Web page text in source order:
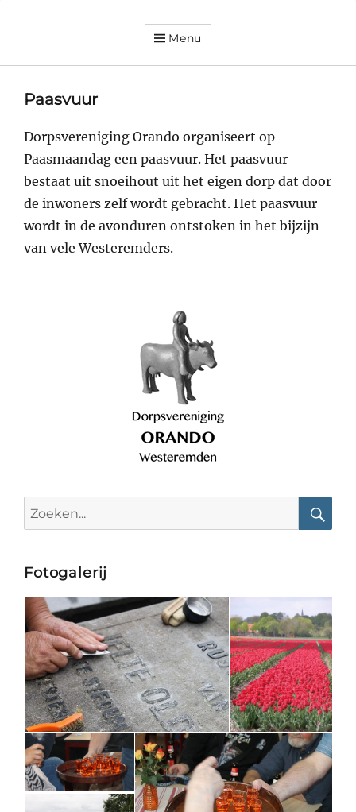
DorpsverenigingMenu
Paasvuur
Dorpsvereniging Orando organiseert op
Paasmaandag een paasvuur. Het paasvuur
bestaat uit snoeihout uit het eigen dorp dat door
de inwoners zelf wordt gebracht. Het paasvuur
wordt in de avonduren ontstoken in het bijzijn
van vele Westeremders.
for:
Fotogalerij